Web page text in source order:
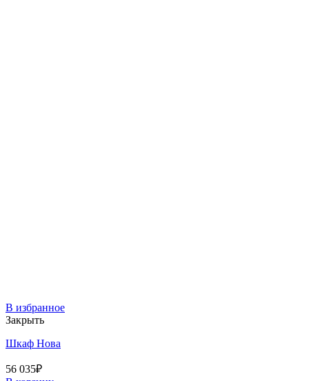
В избранное
Закрыть
Шкаф Нова
56 035₽